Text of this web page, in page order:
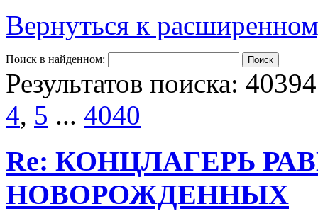
Вернуться к
Поиск в найденном:
Результатов поиска:
4, 5 ... 4040
Re: КОНЦЛАГЕРЬ
НОВОРОЖДЕННЫХ